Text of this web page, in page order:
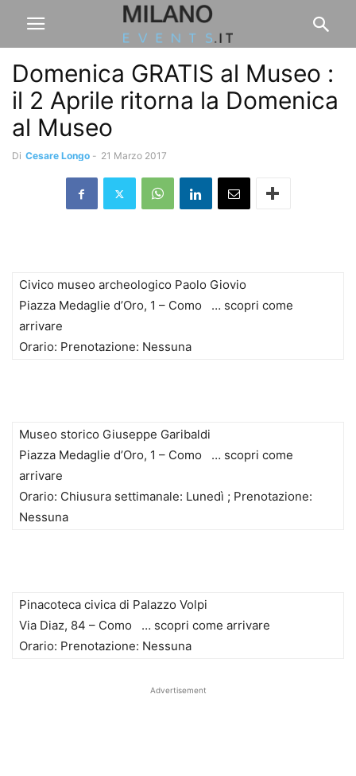
Domenica GRATIS al Museo :
il 2 Aprile ritorna la Domenica
al Museo
Di Cesare Longo - 21 Marzo 2017
Civico museo archeologico Paolo Giovio
Piazza Medaglie d’Oro, 1 – Como … scopri come
arrivare
Orario: Prenotazione: Nessuna
Museo storico Giuseppe Garibaldi
Piazza Medaglie d’Oro, 1 – Como … scopri come
arrivare
Orario: Chiusura settimanale: Lunedì ; Prenotazione:
Nessuna
Pinacoteca civica di Palazzo Volpi
Via Diaz, 84 – Como … scopri come arrivare
Orario: Prenotazione: Nessuna
Advertisement